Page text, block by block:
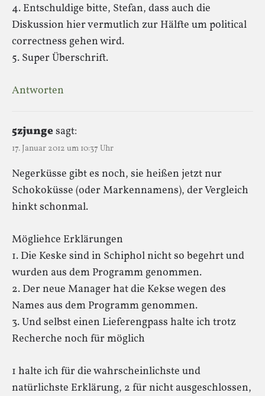
4. Entschuldige bitte, Stefan, dass auch die
Diskussion hier vermutlich zur Hälfte um political
correctness gehen wird.
5. Super Überschrift.
Antworten
5zjungesagt:
17. Januar 2012 um 10:37 Uhr
Negerküsse gibt es noch, sie heißen jetzt nur
Schokoküsse (oder Markennamens), der Vergleich
hinkt schonmal.
Mögliehce Erklärungen
1. Die Keske sind in Schiphol nicht so begehrt und
wurden aus dem Programm genommen.
2. Der neue Manager hat die Kekse wegen des
Names aus dem Programm genommen.
3. Und selbst einen Lieferengpass halte ich trotz
Recherche noch für möglich
1 halte ich für die wahrscheinlichste und
natürlichste Erklärung, 2 für nicht ausgeschlossen,